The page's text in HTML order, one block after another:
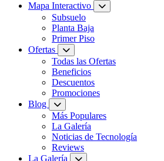
Mapa Interactivo
Subsuelo
Planta Baja
Primer Piso
Ofertas
Todas las Ofertas
Beneficios
Descuentos
Promociones
Blog
Más Populares
La Galería
Noticias de Tecnología
Reviews
La Galería